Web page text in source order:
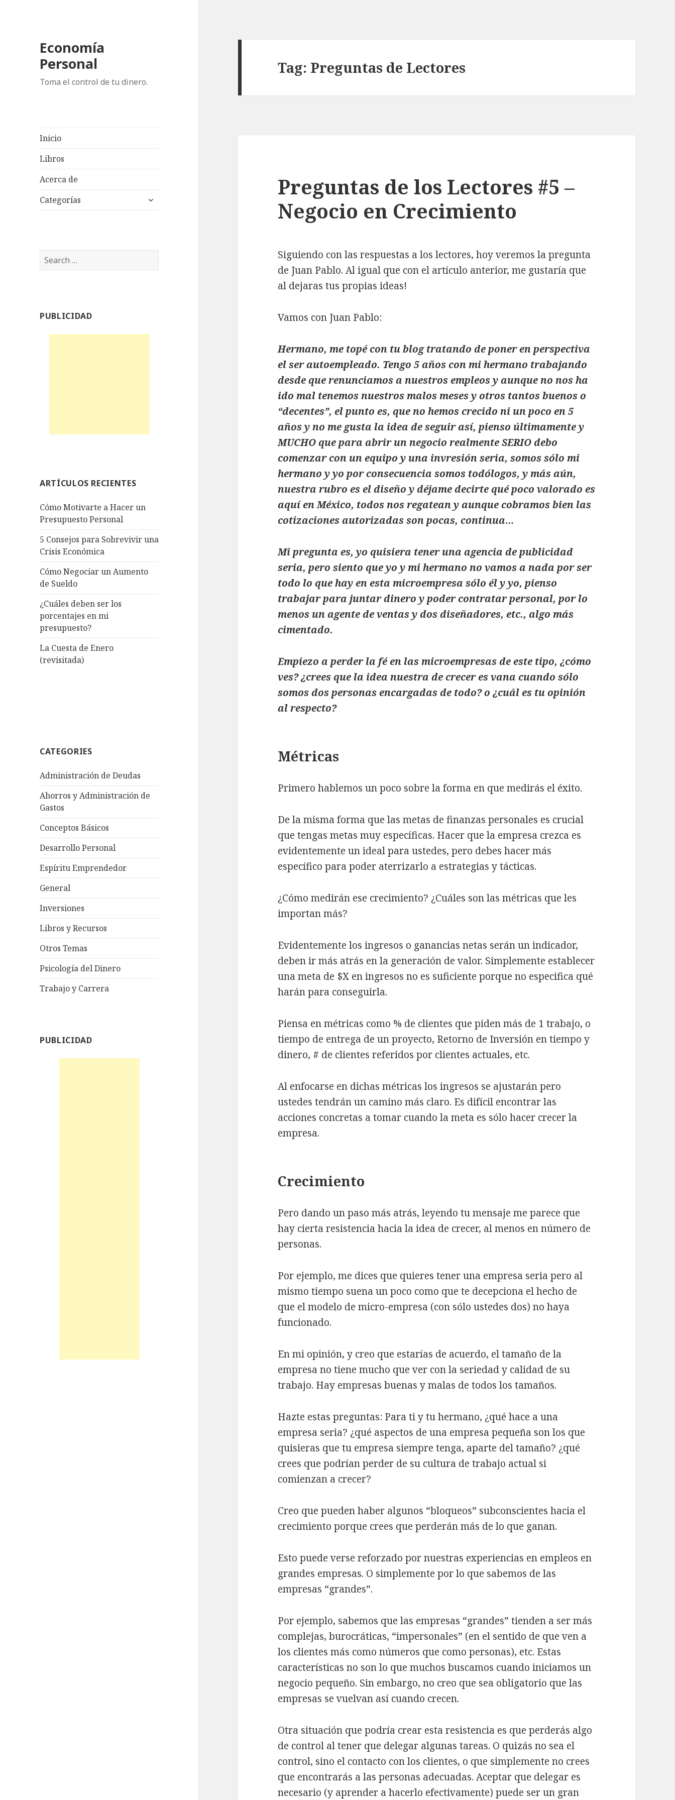
Economía
Personal
Toma el control de tu dinero.
Inicio
Libros
Acerca de
Categorías
expand
Search
for:
PUBLICIDAD
ARTÍCULOS RECIENTES
Cómo Motivarte a Hacer un
Presupuesto Personal
5 Consejos para Sobrevivir una
Crisis Económica
Cómo Negociar un Aumento
de Sueldo
¿Cuáles deben ser los
porcentajes en mi
presupuesto?
La Cuesta de Enero
(revisitada)
CATEGORIES
Administración de Deudas
Ahorros y Administración de
Gastos
Conceptos Básicos
Desarrollo Personal
Espíritu Emprendedor
General
Inversiones
Libros y Recursos
Otros Temas
Psicología del Dinero
Trabajo y Carrera
PUBLICIDAD
Tag: Preguntas de Lectores
Preguntas de los Lectores #5 –
Negocio en Crecimiento
Siguiendo con las respuestas a los lectores, hoy veremos la pregunta
de Juan Pablo. Al igual que con el artículo anterior, me gustaría que
al dejaras tus propias ideas!
Vamos con Juan Pablo:
Hermano, me topé con tu blog tratando de poner en perspectiva
el ser autoempleado. Tengo 5 años con mi hermano trabajando
desde que renunciamos a nuestros empleos y aunque no nos ha
ido mal tenemos nuestros malos meses y otros tantos buenos o
“decentes”, el punto es, que no hemos crecido ni un poco en 5
años y no me gusta la idea de seguir así, pienso últimamente y
MUCHO que para abrir un negocio realmente SERIO debo
comenzar con un equipo y una invresión seria, somos sólo mi
hermano y yo por consecuencia somos todólogos, y más aún,
nuestra rubro es el diseño y déjame decirte qué poco valorado es
aquí en México, todos nos regatean y aunque cobramos bien las
cotizaciones autorizadas son pocas, continua…
Mi pregunta es, yo quisiera tener una agencia de publicidad
seria, pero siento que yo y mi hermano no vamos a nada por ser
todo lo que hay en esta microempresa sólo él y yo, pienso
trabajar para juntar dinero y poder contratar personal, por lo
menos un agente de ventas y dos diseñadores, etc., algo más
cimentado.
Empiezo a perder la fé en las microempresas de este tipo, ¿cómo
ves? ¿crees que la idea nuestra de crecer es vana cuando sólo
somos dos personas encargadas de todo? o ¿cuál es tu opinión
al respecto?
Métricas
Primero hablemos un poco sobre la forma en que medirás el éxito.
De la misma forma que las metas de finanzas personales es crucial
que tengas metas muy específicas. Hacer que la empresa crezca es
evidentemente un ideal para ustedes, pero debes hacer más
específico para poder aterrizarlo a estrategias y tácticas.
¿Cómo medirán ese crecimiento? ¿Cuáles son las métricas que les
importan más?
Evidentemente los ingresos o ganancias netas serán un indicador,
deben ir más atrás en la generación de valor. Simplemente establecer
una meta de $X en ingresos no es suficiente porque no especifica qué
harán para conseguirla.
Piensa en métricas como % de clientes que piden más de 1 trabajo, o
tiempo de entrega de un proyecto, Retorno de Inversión en tiempo y
dinero, # de clientes referidos por clientes actuales, etc.
Al enfocarse en dichas métricas los ingresos se ajustarán pero
ustedes tendrán un camino más claro. Es difícil encontrar las
acciones concretas a tomar cuando la meta es sólo hacer crecer la
empresa.
Crecimiento
Pero dando un paso más atrás, leyendo tu mensaje me parece que
hay cierta resistencia hacia la idea de crecer, al menos en número de
personas.
Por ejemplo, me dices que quieres tener una empresa seria pero al
mismo tiempo suena un poco como que te decepciona el hecho de
que el modelo de micro-empresa (con sólo ustedes dos) no haya
funcionado.
En mi opinión, y creo que estarías de acuerdo, el tamaño de la
empresa no tiene mucho que ver con la seriedad y calidad de su
trabajo. Hay empresas buenas y malas de todos los tamaños.
Hazte estas preguntas: Para ti y tu hermano, ¿qué hace a una
empresa seria? ¿qué aspectos de una empresa pequeña son los que
quisieras que tu empresa siempre tenga, aparte del tamaño? ¿qué
crees que podrían perder de su cultura de trabajo actual si
comienzan a crecer?
Creo que pueden haber algunos “bloqueos” subconscientes hacia el
crecimiento porque crees que perderán más de lo que ganan.
Esto puede verse reforzado por nuestras experiencias en empleos en
grandes empresas. O simplemente por lo que sabemos de las
empresas “grandes”.
Por ejemplo, sabemos que las empresas “grandes” tienden a ser más
complejas, burocráticas, “impersonales” (en el sentido de que ven a
los clientes más como números que como personas), etc. Estas
características no son lo que muchos buscamos cuando iniciamos un
negocio pequeño. Sin embargo, no creo que sea obligatorio que las
empresas se vuelvan así cuando crecen.
Otra situación que podría crear esta resistencia es que perderás algo
de control al tener que delegar algunas tareas. O quizás no sea el
control, sino el contacto con los clientes, o que simplemente no crees
que encontrarás a las personas adecuadas. Aceptar que delegar es
necesario (y aprender a hacerlo efectivamente) puede ser un gran